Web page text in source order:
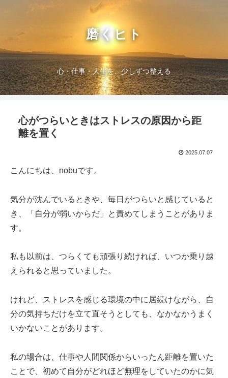
磨くヒト
心・仕事・人生を、少しずつ整える
心がつらいときはストレスの原因から距
離を置く
2025.07.07
こんにちは、nobuです。
気分が沈んでいるときや、毎日がつらいと感じていると
き、「自分が弱いからだ」と責めてしまうことがありま
す。
私も以前は、つらくても頑張り続ければ、いつか乗り越
えられると思っていました。
けれど、ストレスを感じる環境の中に居続けながら、自
分の気持ちだけを立て直そうとしても、なかなかうまく
いかないことがあります。
私の場合は、仕事や人間関係からいったん距離を置いた
ことで、初めて自分がどれほど無理をしていたのかに気